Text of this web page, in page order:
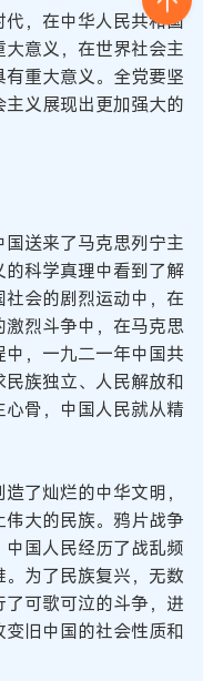
，在中华人民共和国
意义，在世界社会主
重大意义。全党要坚
义展现出更加强大的
送来了马克思列宁主
科学真理中看到了解
会的剧烈运动中，在
烈斗争中，在马克思
，一九二一年中国共
族独立、人民解放和
骨，中国人民就从精
了灿烂的中华文明，
大的民族。鸦片战争
国人民经历了战乱频
为了民族复兴，无数
可歌可泣的斗争，进
旧中国的社会性质和